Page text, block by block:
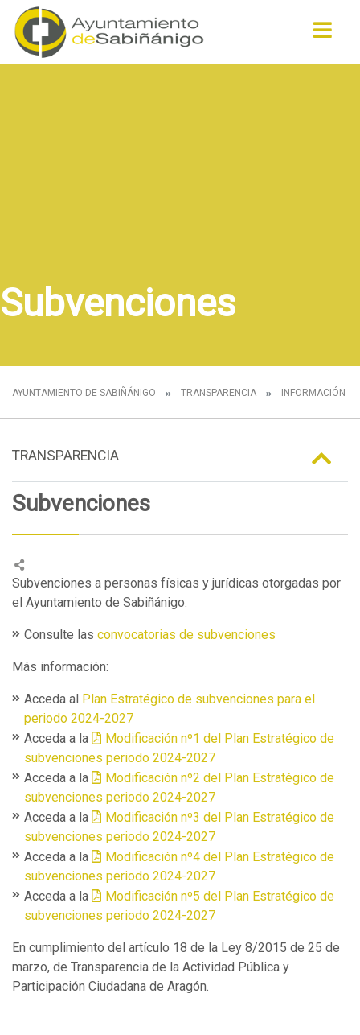
Subvenciones
AYUNTAMIENTO DE SABIÑÁNIGO TRANSPARENCIA INFORMACIÓN
TRANSPARENCIA
Subvenciones
Subvenciones a personas físicas y jurídicas otorgadas por
el Ayuntamiento de Sabiñánigo.
Consulte las convocatorias de subvenciones
Más información:
Acceda al Plan Estratégico de subvenciones para el
periodo 2024-2027
Acceda a la
Modificación nº1 del Plan Estratégico de
subvenciones periodo 2024-2027
Acceda a la
Modificación nº2 del Plan Estratégico de
subvenciones periodo 2024-2027
Acceda a la
Modificación nº3 del Plan Estratégico de
subvenciones periodo 2024-2027
Acceda a la
Modificación nº4 del Plan Estratégico de
subvenciones periodo 2024-2027
Acceda a la
Modificación nº5 del Plan Estratégico de
subvenciones periodo 2024-2027
En cumplimiento del artículo 18 de la Ley 8/2015 de 25 de
marzo, de Transparencia de la Actividad Pública y
Participación Ciudadana de Aragón.